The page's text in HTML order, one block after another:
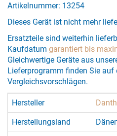
Artikelnummer: 13254
Dieses Gerät ist nicht mehr
Ersatzteile sind weiterhin
Kaufdatum garantiert bis
Gleichwertige Geräte aus
Lieferprogramm finden Sie auf
Vergleichsvorschlägen.
Hersteller
Herstellungsland